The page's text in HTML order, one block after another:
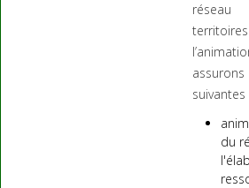
réseau
suivantes
du